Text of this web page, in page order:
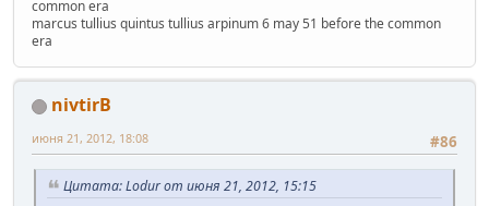
common era
marcus tullius quintus tullius arpinum 6 may 51 before the common
era
nivtirB
#86
июня 21, 2012, 18:08
Цитата: Lodur от июня 21, 2012, 15:15